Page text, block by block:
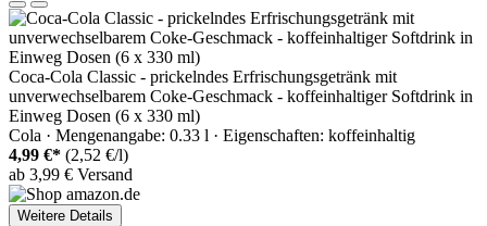
Coca-Cola Classic - prickelndes Erfrischungsgetränk mit
unverwechselbarem Coke-Geschmack - koffeinhaltiger Softdrink in
Einweg Dosen (6 x 330 ml)
Cola · Mengenangabe: 0.33 l · Eigenschaften: koffeinhaltig
4,99 €* (2,52 €/l)
ab 3,99 € Versand
Weitere Details